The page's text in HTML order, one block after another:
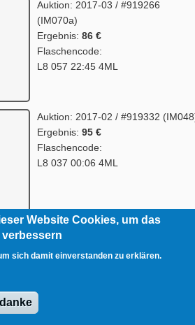
Auktion: 2017-03 / #919266
(IM070a)
Ergebnis: 86 €
Flaschencode:
L8 057 22:45 4ML
Auktion: 2017-02 / #919332
Ergebnis: 95 €
Flaschencode:
L8 037 00:06 4ML
Auktion: 2017-01 / #913622
Flaschencode:
Website Cookies, um das
sich damit einverstanden zu erklären.